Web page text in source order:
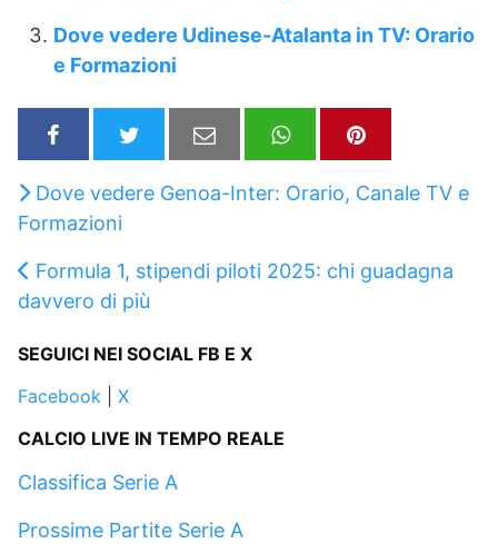
Dove vedere Udinese-Atalanta in TV: Orario
e Formazioni
Dove vedere Genoa-Inter: Orario, Canale TV e
Formazioni
Formula 1, stipendi piloti 2025: chi guadagna
davvero di più
SEGUICI NEI SOCIAL FB E X
Facebook
X
CALCIO LIVE IN TEMPO REALE
Classifica Serie A
Prossime Partite Serie A